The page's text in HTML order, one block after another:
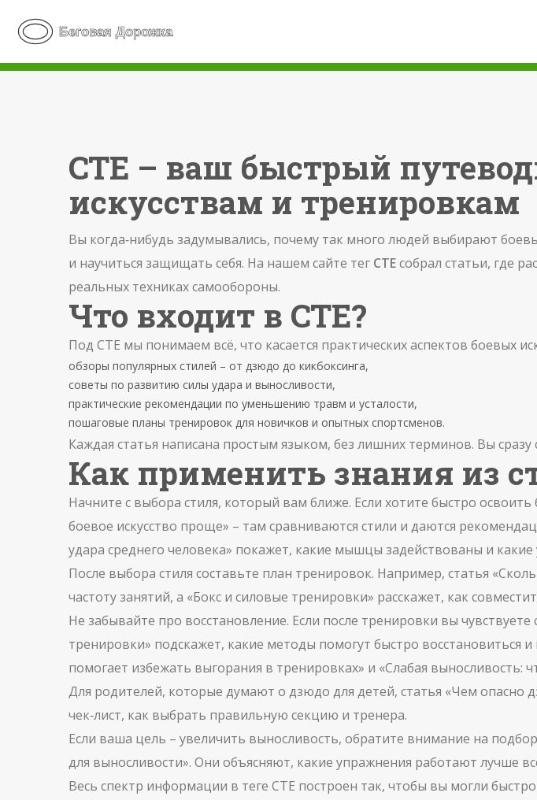
CTE – ваш быстрый
искусствам и тренировкам
Вы когда‑нибудь задумывались, почему так много людей выбирают
и научиться защищать себя. На нашем сайте тег CTEсобрал статьи, где
реальных техниках самообороны.
Что входит в CTE?
Под CTE мы понимаем всё, что касается практических аспектов боевых
обзоры популярных стилей – от дзюдо до кикбоксинга,
советы по развитию силы удара и выносливости,
практические рекомендации по уменьшению травм и усталости,
пошаговые планы тренировок для новичков и опытных спортсменов.
Каждая статья написана простым языком, без лишних терминов. Вы
Как применить знания из
Начните с выбора стиля, который вам ближе. Если хотите быстро
боевое искусство проще» – там сравниваются стили и даются
удара среднего человека» покажет, какие мышцы задействованы и
После выбора стиля составьте план тренировок. Например, статья
частоту занятий, а «Бокс и силовые тренировки» расскажет, как
Не забывайте про восстановление. Если после тренировки вы
тренировки» подскажет, какие методы помогут быстро
помогает избежать выгорания в тренировках» и «Слабая выносливость:
Для родителей, которые думают о дзюдо для детей, статья «Чем опасно
чек‑лист, как выбрать правильную секцию и тренера.
Если ваша цель – увеличить выносливость, обратите внимание на
для выносливости». Они объясняют, какие упражнения работают лучше
Весь спектр информации в теге CTE построен так, чтобы вы могли